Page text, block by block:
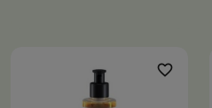
favorite_border